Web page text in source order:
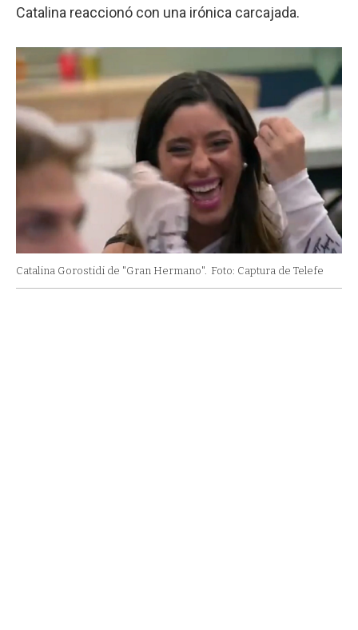
Catalina reaccionó con una irónica carcajada.
Catalina Gorostidi de "Gran Hermano". Foto: Captura de Telefe